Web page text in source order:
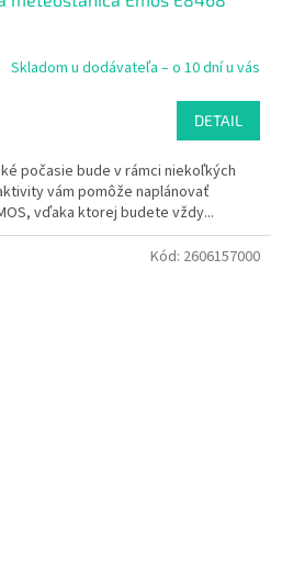
Skladom u dodávateľa – o 10 dní u vás
DETAIL
počasie bude v rámci niekoľkých
vám pomôže naplánovať
vďaka ktorej budete vždy...
Kód: 2606157000